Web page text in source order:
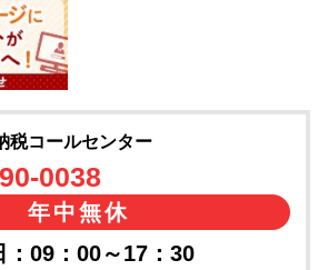
税コールセンター
0038
年中無休
：09：00～17：30